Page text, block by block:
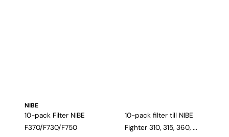
NIBE
10-pack Filter NIBE
F370/F730/F750
10-pack filter till NIBE
Fighter 310, 315, 360, ...